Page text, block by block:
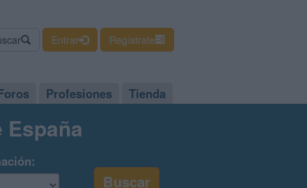
Entrar Regístrate
Profesiones Tienda